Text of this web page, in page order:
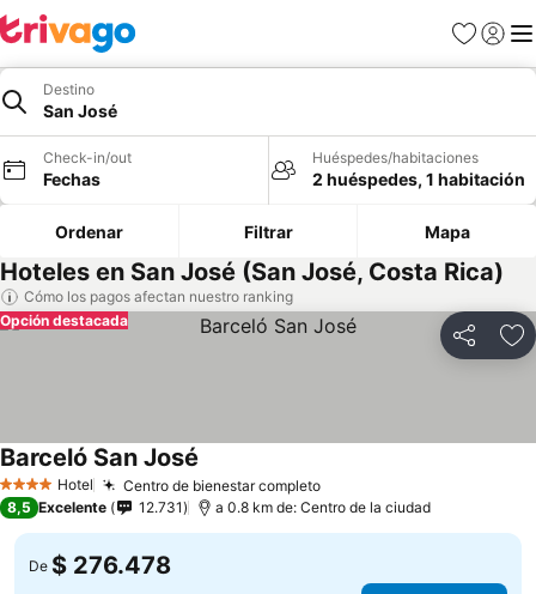
Favoritos
Iniciar
Destino
San José
Check-in/out
Fechas
Huéspedes/habitaciones
2 huéspedes, 1 habitación
Ordenar Filtrar Mapa
Hoteles en San José (San José, Costa Rica)
Cómo los pagos afectan nuestro ranking
Compartir
Opción destacada
4 EstrellasHotel Centro de bienestar completoVer precios
Barceló San José
8,5 Excelente 12.731 a 0.8 km de: Centro de la ciudad
De $ 276.478